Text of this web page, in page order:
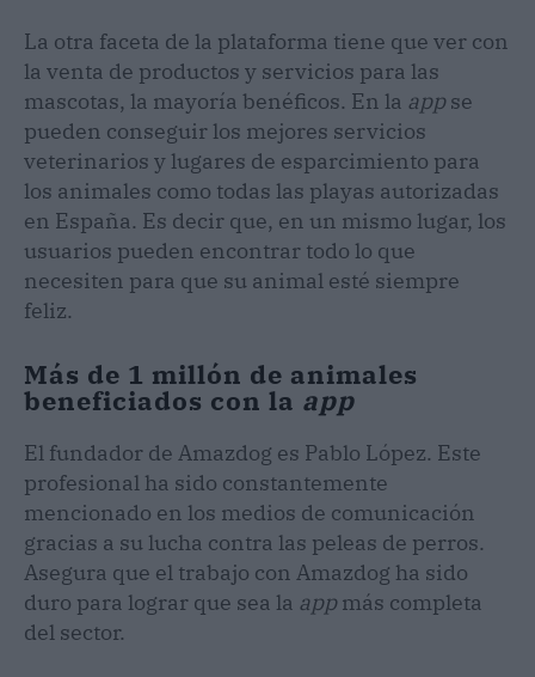
La otra faceta de la plataforma tiene que ver con
la venta de productos y servicios para las
mascotas, la mayoría benéficos. En la appse
pueden conseguir los mejores servicios
veterinarios y lugares de esparcimiento para
los animales como todas las playas autorizadas
en España. Es decir que, en un mismo lugar, los
usuarios pueden encontrar todo lo que
necesiten para que su animal esté siempre
feliz.
Más de 1 millón de animales
beneficiados con la app
El fundador de Amazdog es Pablo López. Este
profesional ha sido constantemente
mencionado en los medios de comunicación
gracias a su lucha contra las peleas de perros.
Asegura que el trabajo con Amazdog ha sido
duro para lograr que sea la appmás completa
del sector.